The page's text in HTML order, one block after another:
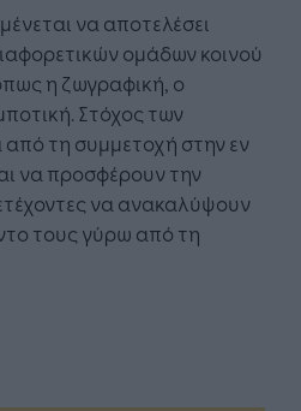
να αποτελέσει
ομάδων κοινού
η ζωγραφική, ο
Στόχος των
τη συμμετοχή στην εν
να προσφέρουν την
να ανακαλύψουν
τους γύρω από τη